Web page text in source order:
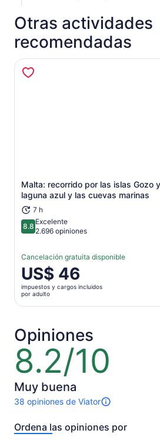
Otras actividades
recomendadas
Malta: recorrido por las islas Gozo
laguna azul y las cuevas marinas
7 h
8.88.8 de 10
Excelente
2.696 opiniones
Cancelación gratuita disponible
El
precio
es
de
por
adulto
US$ 46
impuestos y cargos incluidos
por adulto
Se abrirá
Opiniones
8.2/10
8.2
de
10
Muy buena
38 opiniones de Viator
38
sobre
Ordena las opiniones por